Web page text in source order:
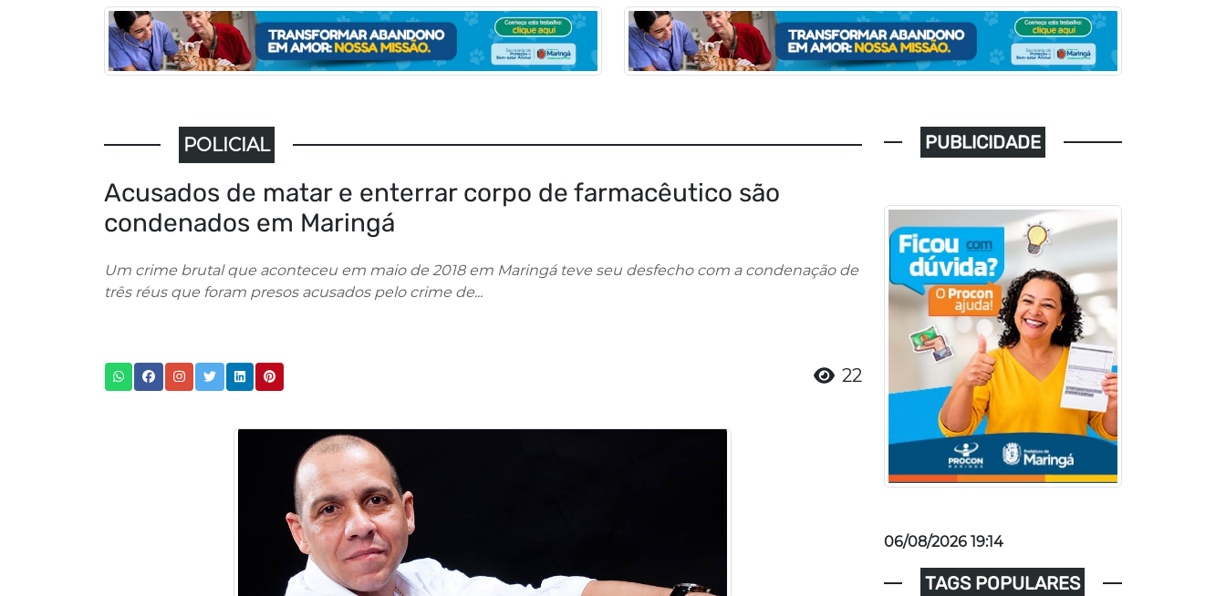
POLICIAL
Acusados de matar e enterrar corpo de farmacêutico são
condenados em Maringá
Um crime brutal que aconteceu em maio de 2018 em Maringá teve seu desfecho com a condenação de
três réus que foram presos acusados pelo crime de...
22
PUBLICIDADE
06/08/2026 19:14
TAGS POPULARES